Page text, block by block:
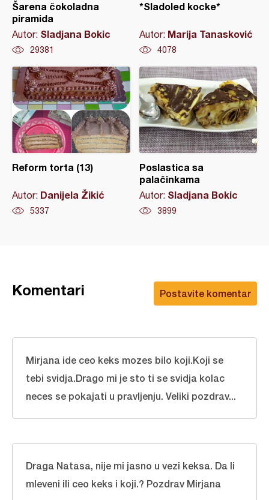
Šarena čokoladna
piramida
Autor: Sladjana Bokic
29381
*Sladoled kocke*
Autor: Marija Tanasković
4078
Reform torta (13)
Autor: Danijela Žikić
5337
Poslastica sa
palačinkama
Autor: Sladjana Bokic
3899
Postavite komentar
Komentari
Mirjana ide ceo keks mozes bilo koji.Koji se
tebi svidja.Drago mi je sto ti se svidja kolac
neces se pokajati u pravljenju. Veliki pozdrav...
Draga Natasa, nije mi jasno u vezi keksa. Da li
mleveni ili ceo keks i koji.? Pozdrav Mirjana